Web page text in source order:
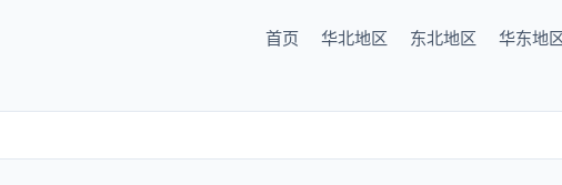
首页 华北地区 东北地区 华东地